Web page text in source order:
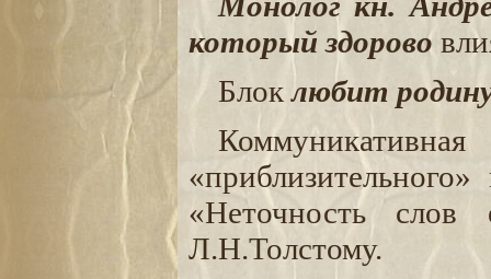
который здорово
Блоклюбит
«Неточность
Л.Н.Толстому.